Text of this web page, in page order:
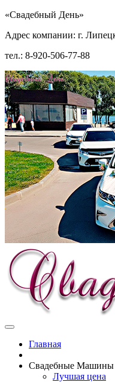
«Свадебный День»
Адрес компании: г.
тел.: 8-920-506-77-88
Главная
Свадебные Машины
Лучшая цена